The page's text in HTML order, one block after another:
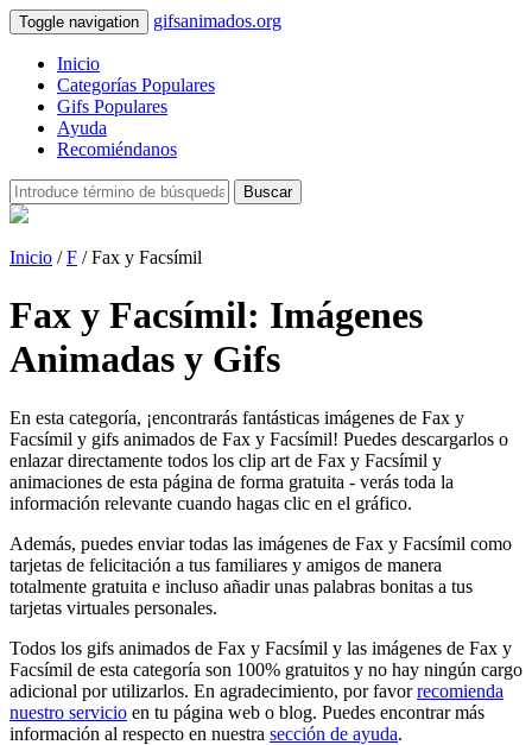
Toggle navigation gifsanimados.org
Inicio
Categorías Populares
Gifs Populares
Ayuda
Recomiéndanos
Buscar
Inicio /F / Fax y Facsímil
Fax y Facsímil: Imágenes
Animadas y Gifs
En esta categoría, ¡encontrarás fantásticas imágenes de Fax y
Facsímil y gifs animados de Fax y Facsímil! Puedes descargarlos o
enlazar directamente todos los clip art de Fax y Facsímil y
animaciones de esta página de forma gratuita - verás toda la
información relevante cuando hagas clic en el gráfico.
Además, puedes enviar todas las imágenes de Fax y Facsímil como
tarjetas de felicitación a tus familiares y amigos de manera
totalmente gratuita e incluso añadir unas palabras bonitas a tus
tarjetas virtuales personales.
Todos los gifs animados de Fax y Facsímil y las imágenes de Fax y
Facsímil de esta categoría son 100% gratuitos y no hay ningún cargo
adicional por utilizarlos. En agradecimiento, por favorrecomienda
nuestro servicio en tu página web o blog. Puedes encontrar más
información al respecto en nuestra sección de ayuda.